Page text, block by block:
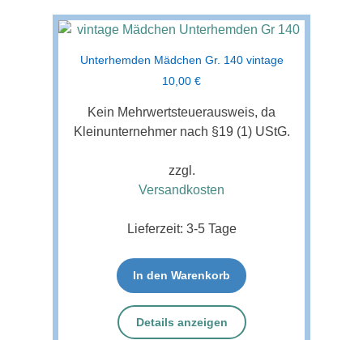
Unterhemden Mädchen Gr. 140 vintage
10,00 €
Kein Mehrwertsteuerausweis, da
Kleinunternehmer nach §19 (1) UStG.
zzgl.
Versandkosten
Lieferzeit: 3-5 Tage
In den Warenkorb
Details anzeigen